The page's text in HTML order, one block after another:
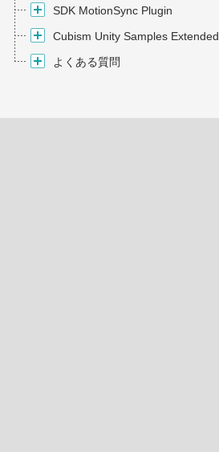
SDK MotionSync Plugin
Cubism Unity Samples Extended
よくある質問